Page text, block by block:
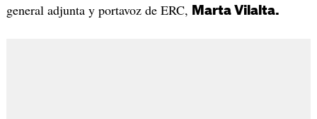
general adjunta y portavoz de ERC,
Marta Vilalta.